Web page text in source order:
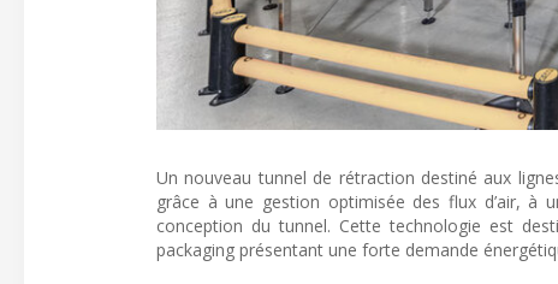
Un nouveau tunnel de rétraction destiné aux
grâce à une gestion optimisée des flux d’air, à
conception du tunnel. Cette technologie est
packaging présentant une forte demande